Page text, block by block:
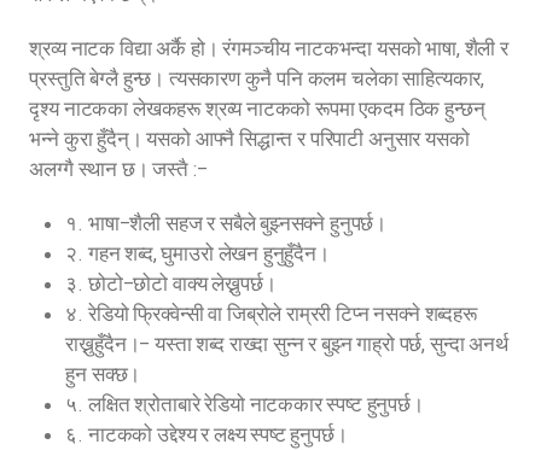
श्रव्य नाटक विद्या अर्कै हो। रंगमञ्चीय नाटकभन्दा यसको भाषा, शैली र
प्रस्तुति बेग्लै हुन्छ। त्यसकारण कुनै पनि कलम चलेका साहित्यकार,
दृश्य नाटकका लेखकहरू श्रव्य नाटकको रूपमा एकदम ठिक हुन्छन्
भन्ने कुरा हुँदैन्। यसको आफ्नै सिद्धान्त र परिपाटी अनुसार यसको
अलग्गै स्थान छ। जस्तै :–
१. भाषा–शैली सहज र सबैले बुझ्नसक्ने हुनुपर्छ।
२. गहन शब्द, घुमाउरो लेखन हुनुहुँदैन।
३. छोटो–छोटो वाक्य लेख्नुपर्छ।
४. रेडियो फ्रिक्वेन्सी वा जिब्रोले राम्ररी टिप्न नसक्ने शब्दहरू
राख्नुहुँदैन।– यस्ता शब्द राख्दा सुन्न र बुझ्न गाह्रो पर्छ, सुन्दा अनर्थ
हुन सक्छ।
५. लक्षित श्रोताबारे रेडियो नाटककार स्पष्ट हुनुपर्छ।
६. नाटकको उद्देश्य र लक्ष्य स्पष्ट हुनुपर्छ।